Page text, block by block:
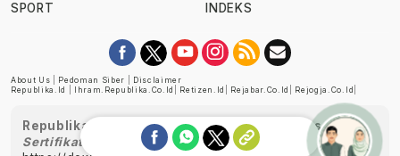
SPORT
INDEKS
About Us Pedoman Siber
Disclaimer
Republika.id
Ihram.republika.co.id Retizen.id Rejabar.co.id Rejogja.co.id
Republika telah diverifikasi oleh Dewan Pers
Sertifikat Nomor 1058/DP-Verifikasi/K/XII/2022